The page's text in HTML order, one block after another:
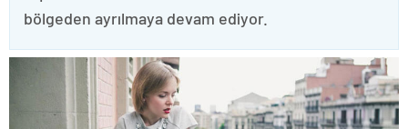
bölgeden ayrılmaya devam ediyor.